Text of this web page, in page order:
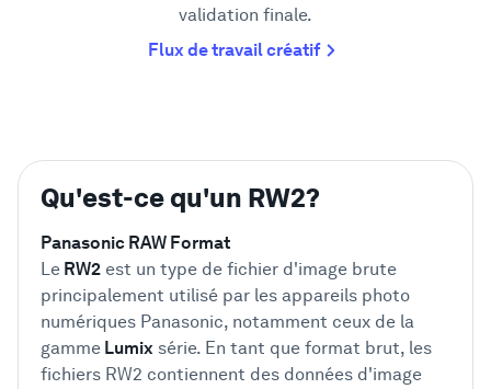
validation finale.
Flux de travail créatif
Qu'est-ce qu'un RW2?
Panasonic RAW Format
Le RW2 est un type de fichier d'image brute
principalement utilisé par les appareils photo
numériques Panasonic, notamment ceux de la
gamme Lumix série. En tant que format brut, les
fichiers RW2 contiennent des données d'image